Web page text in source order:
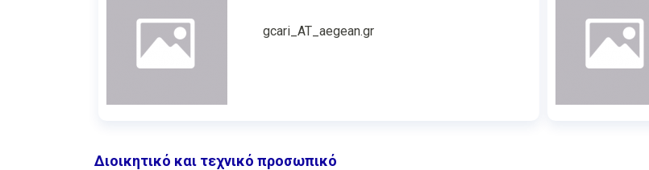
gcari_AT_aegean.gr
Διοικητικό και τεχνικό προσωπικό